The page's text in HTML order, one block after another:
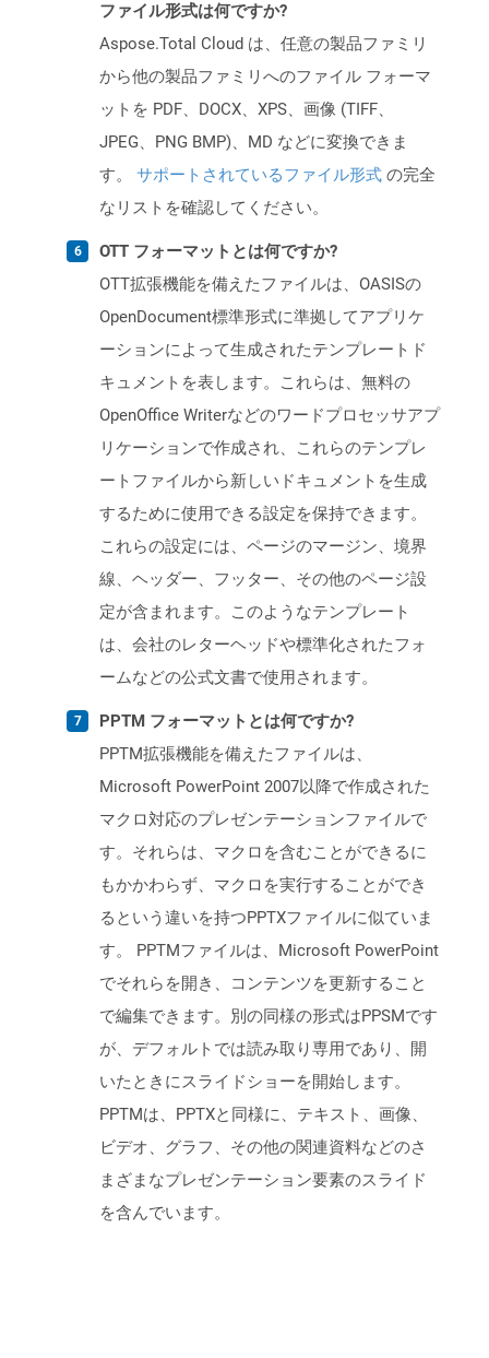
ファイル形式は何ですか?
Aspose.Total Cloud は、任意の製品ファミリ
から他の製品ファミリへのファイル フォーマ
ットを PDF、DOCX、XPS、画像 (TIFF、
JPEG、PNG BMP)、MD などに変換できま
す。 サポートされているファイル形式 の完全
なリストを確認してください。
OTT フォーマットとは何ですか?
OTT拡張機能を備えたファイルは、OASISの
OpenDocument標準形式に準拠してアプリケ
ーションによって生成されたテンプレートド
キュメントを表します。これらは、無料の
OpenOffice Writerなどのワードプロセッサアプ
リケーションで作成され、これらのテンプレ
ートファイルから新しいドキュメントを生成
するために使用できる設定を保持できます。
これらの設定には、ページのマージン、境界
線、ヘッダー、フッター、その他のページ設
定が含まれます。このようなテンプレート
は、会社のレターヘッドや標準化されたフォ
ームなどの公式文書で使用されます。
PPTM フォーマットとは何ですか?
PPTM拡張機能を備えたファイルは、
Microsoft PowerPoint 2007以降で作成された
マクロ対応のプレゼンテーションファイルで
す。それらは、マクロを含むことができるに
もかかわらず、マクロを実行することができ
るという違いを持つPPTXファイルに似ていま
す。 PPTMファイルは、Microsoft PowerPoint
でそれらを開き、コンテンツを更新すること
で編集できます。別の同様の形式はPPSMです
が、デフォルトでは読み取り専用であり、開
いたときにスライドショーを開始します。
PPTMは、PPTXと同様に、テキスト、画像、
ビデオ、グラフ、その他の関連資料などのさ
まざまなプレゼンテーション要素のスライド
を含んでいます。